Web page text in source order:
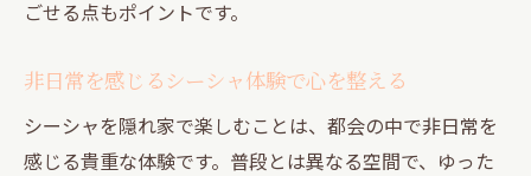
ごせる点もポイントです。
非日常を感じるシーシャ体験で心を整える
シーシャを隠れ家で楽しむことは、都会の中で非日常を
感じる貴重な体験です。普段とは異なる空間で、ゆった